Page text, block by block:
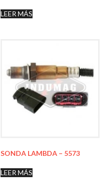
LEER MÁS
SONDA LAMBDA – 5573
LEER MÁS